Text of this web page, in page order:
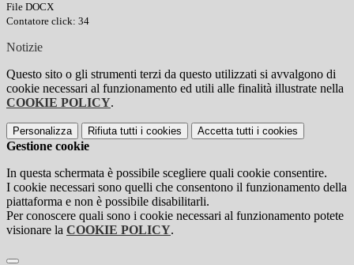
File DOCX
Contatore click: 34
Notizie
Questo sito o gli strumenti terzi da questo utilizzati si avvalgono di
cookie necessari al funzionamento ed utili alle finalità illustrate nella
COOKIE POLICY.
Personalizza Rifiuta tutti i cookies Accetta tutti i cookies
Gestione cookie
In questa schermata è possibile scegliere quali cookie consentire.
I cookie necessari sono quelli che consentono il funzionamento della
piattaforma e non è possibile disabilitarli.
Per conoscere quali sono i cookie necessari al funzionamento potete
visionare la COOKIE POLICY.